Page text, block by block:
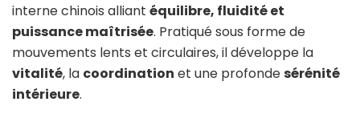
interne chinois alliant équilibre, fluidité et
puissance maîtrisée. Pratiqué sous forme de
mouvements lents et circulaires, il développe la
vitalité, la coordination et une profondesérénité
intérieure.